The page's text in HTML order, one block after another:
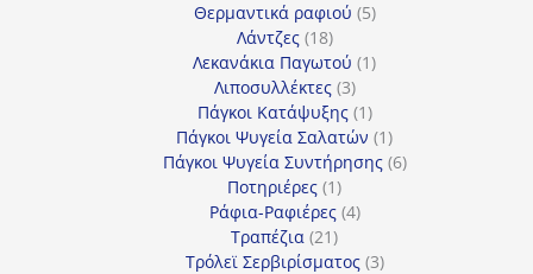
προϊόντα
Θερμαντικά ραφιού 55
Λάντζες 1818
προϊόντα
Λεκανάκια Παγωτού 11
Λιποσυλλέκτες 33
προϊόντα
Πάγκοι Κατάψυξης 11
προϊόν
Πάγκοι Ψυγεία Σαλατών 11
προϊόν
Πάγκοι Ψυγεία Συντήρησης 66
Ποτηριέρες 11
προϊόν
Ράφια-Ραφιέρες 44
Τραπέζια 2121
προϊόντα
Τρόλεϊ Σερβιρίσματος 33